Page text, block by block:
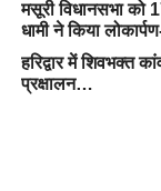
मसूरी विधानसभा को
धामी ने किया
हरिद्वार में शिवभक्त
प्रक्षालन…